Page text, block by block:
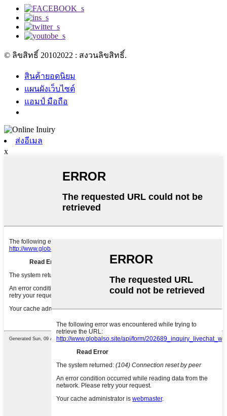
© ลิขสิทธิ์ 20102022 : สงวนลิขสิทธิ์.
สินค้ายอดนิยม
แผนผังเว็บไซต์
แอมป์ มือถือ
ส่งอีเมล
x